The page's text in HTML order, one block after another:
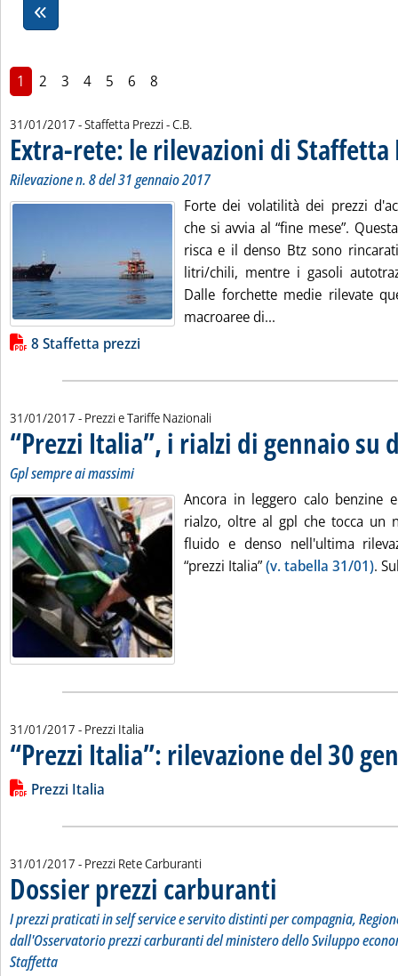
1 2 3 4 5 6 8
31/01/2017 - Staffetta Prezzi -di:
C.B.
Extra-rete: le rilevazioni di Staffetta
Rilevazione n. 8 del 31 gennaio 2017
Forte dei volatilità dei prezzi
che si avvia al “fine mese”.
risca e il denso Btz sono
litri/chili, mentre i gasoli
Dalle forchette medie rilevate
macroaree di...
Lista allegati PDF alla notizia
8 Staffetta prezzi
31/01/2017 - Prezzi e Tariffe Nazionali
“Prezzi Italia”, i rialzi di gennaio su
Gpl sempre ai massimi
Ancora in leggero calo benzine
rialzo, oltre al gpl che tocca un
fluido e denso nell'ultima
“prezzi Italia”(v. tabella 31/01).
31/01/2017 - Prezzi Italia
“Prezzi Italia”: rilevazione del 30
Leggi tutta la notizia: '“Prezzi Italia”: rilevazione del 30
Lista allegati PDF alla notizia
Prezzi Italia
31/01/2017 - Prezzi Rete Carburanti
Dossier prezzi carburanti
I prezzi praticati in self service e servito distinti per compagnia,
dall'Osservatorio prezzi carburanti del ministero dello Sviluppo
Staffetta